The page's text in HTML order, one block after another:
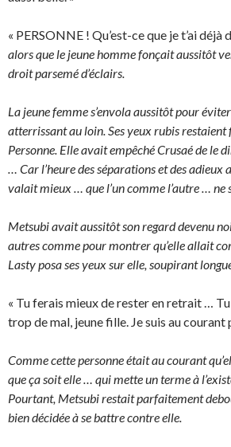
« PERSONNE ! Qu’est-ce que je t’ai déjà
alors que le jeune homme fonçait aussitôt
droit parsemé d’éclairs.
La jeune femme s’envola aussitôt pour
atterrissant au loin. Ses yeux rubis
Personne. Elle avait empêché Crusaé de le
… Car l’heure des séparations et des adieux
valait mieux … que l’un comme l’autre … ne
Metsubi avait aussitôt son regard devenu
autres comme pour montrer qu’elle allait
Lasty posa ses yeux sur elle, soupirant
« Tu ferais mieux de rester en retrait …
trop de mal, jeune fille. Je suis au
Comme cette personne était au courant
que ça soit elle … qui mette un terme à
Pourtant, Metsubi restait parfaitement
bien décidée à se battre contre elle.